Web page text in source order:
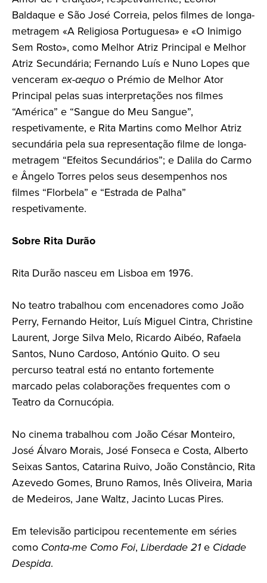
Baldaque e São José Correia, pelos filmes de longa-
metragem «A Religiosa Portuguesa» e «O Inimigo
Sem Rosto», como Melhor Atriz Principal e Melhor
Atriz Secundária; Fernando Luís e Nuno Lopes que
venceram ex-aequoo Prémio de Melhor Ator
Principal pelas suas interpretações nos filmes
“América” e “Sangue do Meu Sangue”,
respetivamente, e Rita Martins como Melhor Atriz
secundária pela sua representação filme de longa-
metragem “Efeitos Secundários”; e Dalila do Carmo
e Ângelo Torres pelos seus desempenhos nos
filmes “Florbela” e “Estrada de Palha”
respetivamente.
Sobre Rita Durão
Rita Durão nasceu em Lisboa em 1976.
No teatro trabalhou com encenadores como João
Perry, Fernando Heitor, Luís Miguel Cintra, Christine
Laurent, Jorge Silva Melo, Ricardo Aibéo, Rafaela
Santos, Nuno Cardoso, António Quito. O seu
percurso teatral está no entanto fortemente
marcado pelas colaborações frequentes com o
Teatro da Cornucópia.
No cinema trabalhou com João César Monteiro,
José Álvaro Morais, José Fonseca e Costa, Alberto
Seixas Santos, Catarina Ruivo, João Constâncio, Rita
Azevedo Gomes, Bruno Ramos, Inês Oliveira, Maria
de Medeiros, Jane Waltz, Jacinto Lucas Pires.
Em televisão participou recentemente em séries
como Conta-me Como Foi, Liberdade 21e Cidade
Despida.